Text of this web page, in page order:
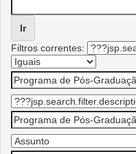
Filtros correntes: